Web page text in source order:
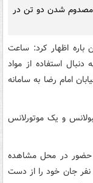
مصدوم شدن دو تن در
باره اظهار کرد: ساعت
دنبال استفاده از مواد
امام رضا به سامانه
و یک موتورلانس
حضور در محل مشاهده
نفر جان خود را از دست